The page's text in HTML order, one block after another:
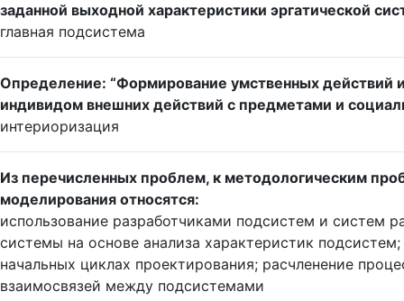
заданной выходной характеристики эргатической
главная подсистема
Определение: “Формирование умственных действий
индивидом внешних действий с предметами и
интериоризация
Из перечисленных проблем, к методологическим
моделирования относятся:
использование разработчиками подсистем и систем
системы на основе анализа характеристик
начальных циклах проектирования; расчленение
взаимосвязей между подсистемами